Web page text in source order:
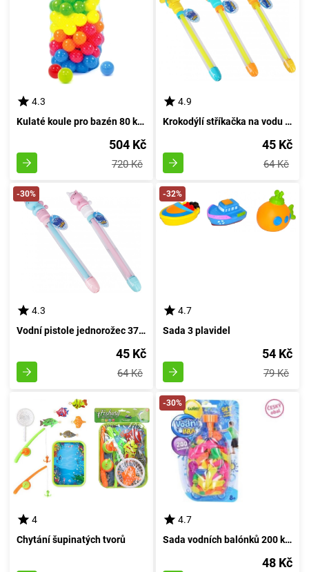
4.3
Kulaté koule pro bazén 80 kusů průměr 7 centimetrů
504 Kč
720 Kč
4.9
Krokodýlí stříkačka na vodu 36 cm - České balení
45 Kč
64 Kč
-30%
4.3
Vodní pistole jednorožec 37 cm - Český obal
45 Kč
64 Kč
-32%
4.7
Sada 3 plavidel
54 Kč
79 Kč
4
Chytání šupinatých tvorů
-30%
4.7
Sada vodních balónků 200 kusů - Český obal
48 Kč